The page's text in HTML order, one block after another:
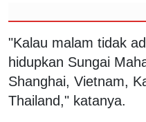
"Kalau malam tidak
hidupkan Sungai
Shanghai, Vietnam,
Thailand," katanya.